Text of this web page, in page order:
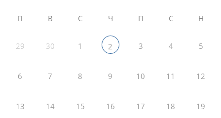
П В С Ч П С Н
29 30 1 2 3 4 5
6 7 8 9 10 11 12
13 14 15 16 17 18 19